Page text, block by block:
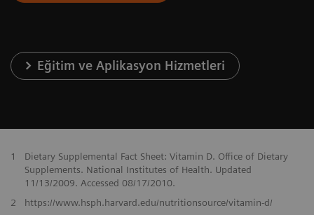
Eğitim ve Aplikasyon Hizmetleri
1
Dietary Supplemental Fact Sheet: Vitamin D. Office of Dietary
Supplements. National Institutes of Health. Updated
11/13/2009. Accessed 08/17/2010.
2
https://www.hsph.harvard.edu/nutritionsource/vitamin-d/